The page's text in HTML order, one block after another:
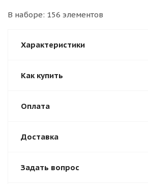
В наборе: 156 элементов
Характеристики
Как купить
Оплата
Доставка
Задать вопрос